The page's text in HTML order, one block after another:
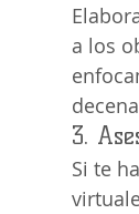
a los
3.
Si te